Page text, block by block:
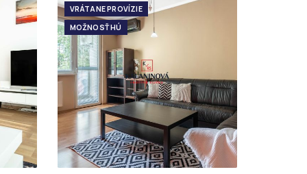
VRÁTANE PROVÍZIE
MOŽNOSŤ HÚ